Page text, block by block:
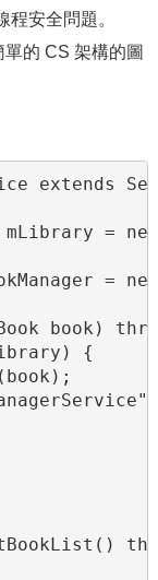
安全問題。
的 CS 架構的圖
extends
=
=
book)
{